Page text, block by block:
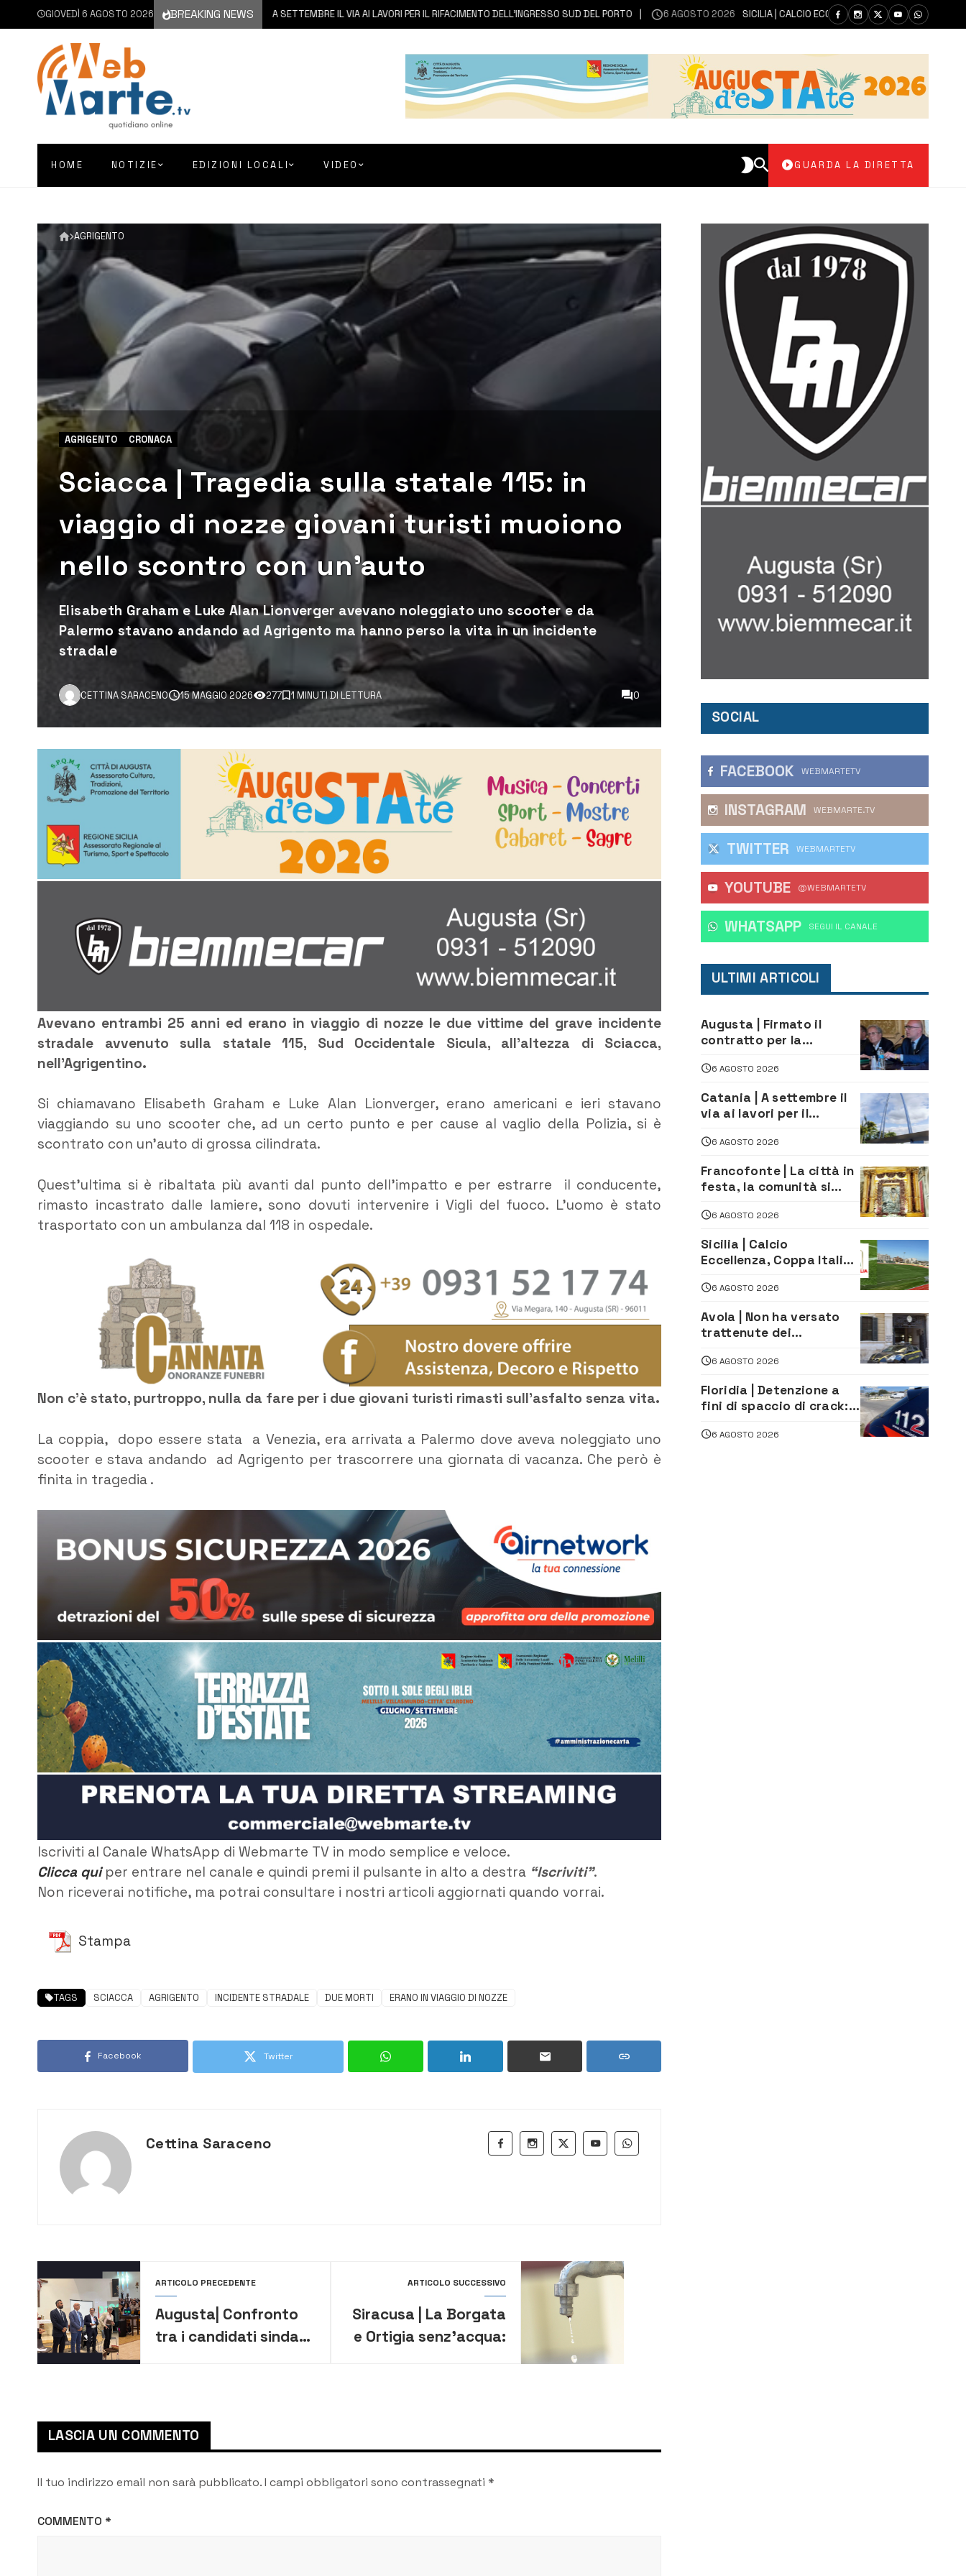
GIOVEDÌ 6 AGOSTO 2026 BREAKING NEWS
6 AGOSTO 2026 CATANIA | A SETTEMBRE IL VIA AI LAVORI PER IL RIFACIMENTO DELL’INGRESSO SUD DEL PORTO 6 AGOSTO 2026 SICILIA | CALCIO ECCELLENZA, COPPA ITALIA: IL 30
HOME NOTIZIE EDIZIONI LOCALI VIDEO GUARDA LA DIRETTA
AGRIGENTO
AGRIGENTO CRONACA
Sciacca | Tragedia sulla statale 115: in
viaggio di nozze giovani turisti muoiono
nello scontro con un’auto
Elisabeth Graham e Luke Alan Lionverger avevano noleggiato uno scooter e da
Palermo stavano andando ad Agrigento ma hanno perso la vita in un incidente
stradale
CETTINA SARACENO 15 MAGGIO 2026 277 1 MINUTI DI LETTURA 0
Avevano entrambi 25 anni ed erano in viaggio di nozze le due vittime del grave incidente
stradale avvenuto sulla statale 115, Sud Occidentale Sicula, all’altezza di Sciacca,
nell’Agrigentino.
Si chiamavano Elisabeth Graham e Luke Alan Lionverger, erano americani e ieri stavano
viaggiando su uno scooter che, ad un certo punto e per cause al vaglio della Polizia, si è
scontrato con un’auto di grossa cilindrata.
Quest’ultima si è ribaltata più avanti dal punto dell’impatto e per estrarre il conducente,
rimasto incastrato dalle lamiere, sono dovuti intervenire i Vigli del fuoco. L’uomo è stato
trasportato con un ambulanza dal 118 in ospedale.
Non c’è stato, purtroppo, nulla da fare per i due giovani turisti rimasti sull’asfalto senza vita.
La coppia, dopo essere stata a Venezia, era arrivata a Palermo dove aveva noleggiato uno
scooter e stava andando ad Agrigento per trascorrere una giornata di vacanza. Che però è
finita in tragedia .
Iscriviti al Canale WhatsApp di Webmarte TV in modo semplice e veloce.
Clicca quiper entrare nel canale e quindi premi il pulsante in alto a destra “Iscriviti”.
Non riceverai notifiche, ma potrai consultare i nostri articoli aggiornati quando vorrai.
Stampa
TAGS SCIACCA AGRIGENTO INCIDENTE STRADALE DUE MORTI ERANO IN VIAGGIO DI NOZZE
Facebook Twitter
Cettina Saraceno
ARTICOLO PRECEDENTE
Augusta| Confronto
tra i candidati sindaci
dibattito
ARTICOLO SUCCESSIVO
Siracusa | La Borgata
e Ortigia senz’acqua:
LASCIA UN COMMENTO
Il tuo indirizzo email non sarà pubblicato.I campi obbligatori sono contrassegnati *
COMMENTO *
SOCIAL
FACEBOOK WEBMARTETV
INSTAGRAM WEBMARTE.TV
TWITTER WEBMARTETV
YOUTUBE @WEBMARTETV
WHATSAPP ‎SEGUI IL CANALE
ULTIMI ARTICOLI
Augusta | Firmato il
contratto per la
depuratore delle acque
6 AGOSTO 2026
Catania | A settembre il
via ai lavori per il
sud del porto
6 AGOSTO 2026
Francofonte | La città in
festa, la comunità si
della Neve tra fede e
tradizione
6 AGOSTO 2026
Sicilia | Calcio
Eccellenza, Coppa Italia:
andata
6 AGOSTO 2026
Avola | Non ha versato
trattenute dei
oltre 700 mila euro a
imprenditore della
climatizzazione
6 AGOSTO 2026
Floridia | Detenzione a
fini di spaccio di crack:
6 AGOSTO 2026